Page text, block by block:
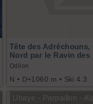
Tête des
Nord par le Ravin des
Odilon
N • D+1060 m • Ski 4.3
Ubaye - Parpaillon -